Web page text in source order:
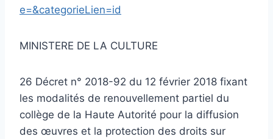
e=&categorieLien=id
MINISTERE DE LA CULTURE
26 Décret n° 2018-92 du 12 février 2018 fixant
les modalités de renouvellement partiel du
collège de la Haute Autorité pour la diffusion
des œuvres et la protection des droits sur